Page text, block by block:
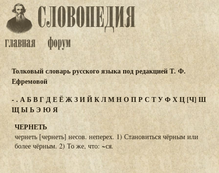
Толковый словарь русского языка под редакцией Т. Ф.
Ефремовой
- . АБВГДЕЁЖЗИЙКЛМНОПР С ТУФХЦ [Ч] Ш
ЩЫЬЭ ЮЯ
ЧЕРНЕТЬ
чернеть [чернеть] несов. неперех. 1) Становиться чёрным или
более чёрным. 2) То же, что: ~ся.